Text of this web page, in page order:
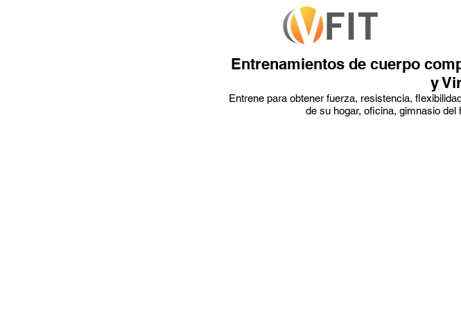
Entrenamientos de cuerpo
y
Entrene para obtener fuerza, resistencia,
de su hogar, oficina, gimnasio